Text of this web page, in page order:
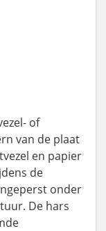
of
van de plaat
en papier
de
onder
De hars